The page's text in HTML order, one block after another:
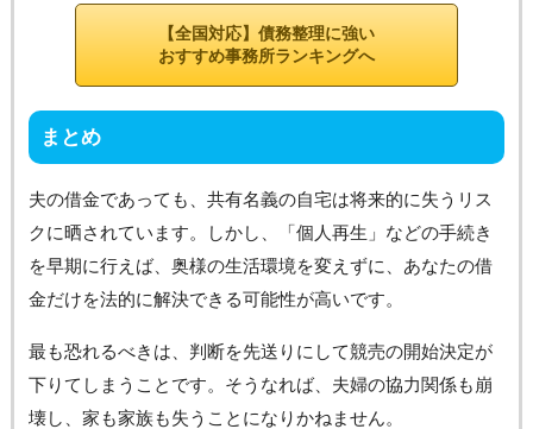
【全国対応】債務整理に強い
おすすめ事務所ランキングへ
まとめ
夫の借金であっても、共有名義の自宅は将来的に失うリス
クに晒されています。しかし、「個人再生」などの手続き
を早期に行えば、奥様の生活環境を変えずに、あなたの借
金だけを法的に解決できる可能性が高いです。
最も恐れるべきは、判断を先送りにして競売の開始決定が
下りてしまうことです。そうなれば、夫婦の協力関係も崩
壊し、家も家族も失うことになりかねません。